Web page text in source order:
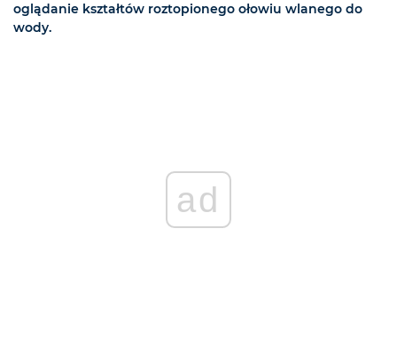
oglądanie kształtów roztopionego ołowiu wlanego do
wody.
ad